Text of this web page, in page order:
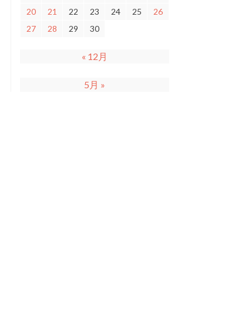
20
21 22 23 24 25
26
27
28 29 30
« 12月
5月 »